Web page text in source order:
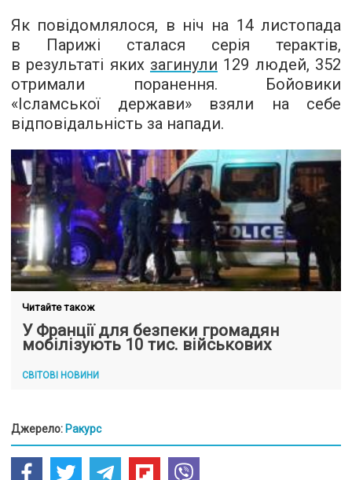
Як повідомлялося, в ніч на 14 листопада
в Парижі сталася серія терактів,
в результаті яких загинули 129 людей, 352
отримали поранення. Бойовики
«Ісламської держави» взяли на себе
відповідальність за напади.
Читайте також
У Франції для безпеки громадян
мобілізують 10 тис. військових
СВІТОВІ НОВИНИ
Джерело: Ракурс